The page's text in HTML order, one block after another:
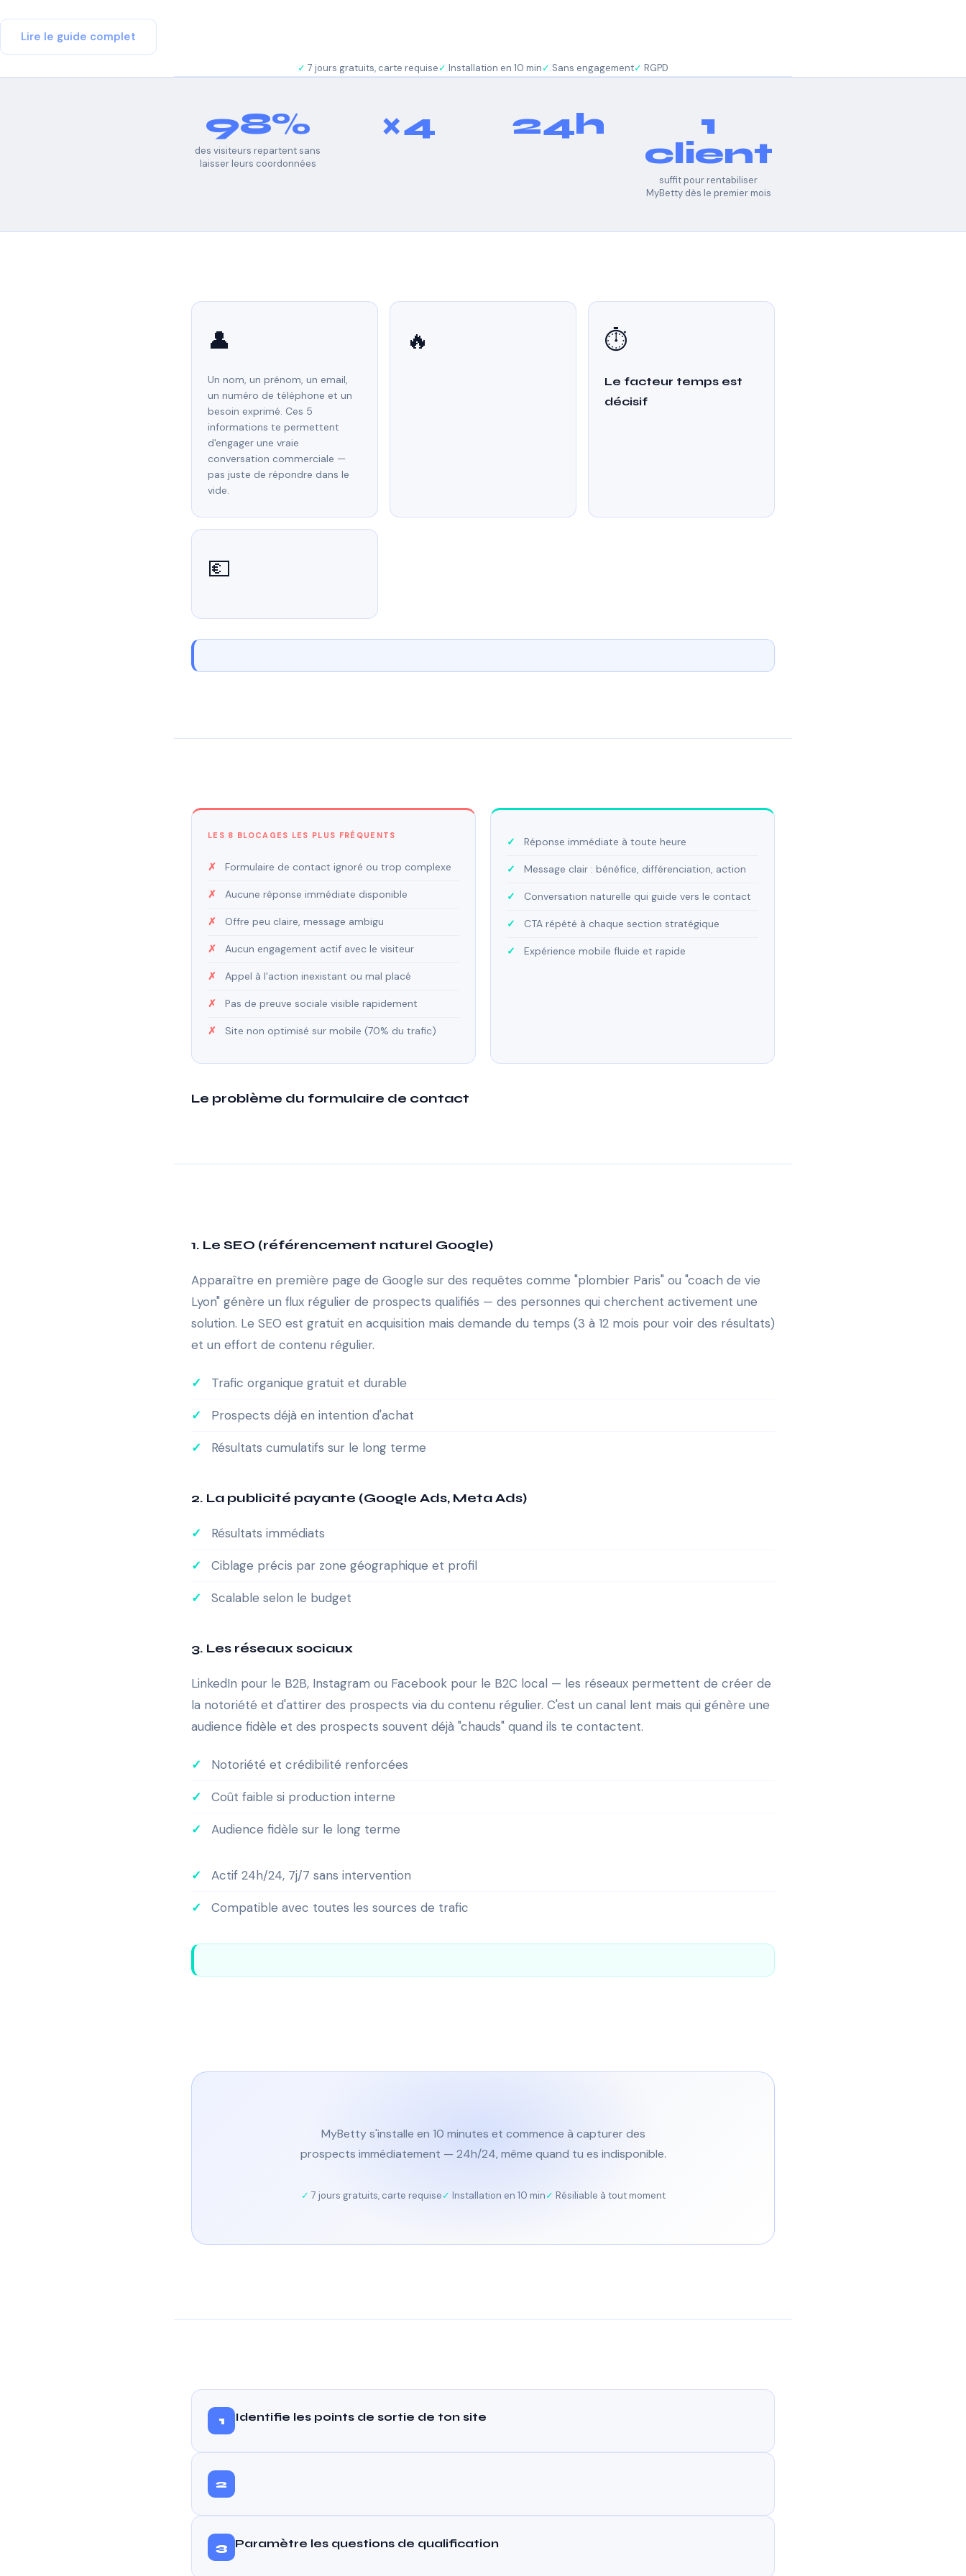
Lire le guide complet
7 jours gratuits, carte requise Installation en 10 min Sans engagement RGPD
98%
des visiteurs repartent sans
laisser leurs coordonnées
×4 24h
1
client
suffit pour rentabiliser
MyBetty dès le premier mois
👤
Un nom, un prénom, un email,
un numéro de téléphone et un
besoin exprimé. Ces 5
informations te permettent
d'engager une vraie
conversation commerciale —
pas juste de répondre dans le
vide.
🔥 ⏱️
Le facteur temps est
décisif
💶
LES 8 BLOCAGES LES PLUS FRÉQUENTS
Formulaire de contact ignoré ou trop complexe
Aucune réponse immédiate disponible
Offre peu claire, message ambigu
Aucun engagement actif avec le visiteur
Appel à l'action inexistant ou mal placé
Pas de preuve sociale visible rapidement
Site non optimisé sur mobile (70% du trafic)
Réponse immédiate à toute heure
Message clair : bénéfice, différenciation, action
Conversation naturelle qui guide vers le contact
CTA répété à chaque section stratégique
Expérience mobile fluide et rapide
Le problème du formulaire de contact
1. Le SEO (référencement naturel Google)
Apparaître en première page de Google sur des requêtes comme "plombier Paris" ou "coach de vie
Lyon" génère un flux régulier de prospects qualifiés — des personnes qui cherchent activement une
solution. Le SEO est gratuit en acquisition mais demande du temps (3 à 12 mois pour voir des résultats)
et un effort de contenu régulier.
Trafic organique gratuit et durable
Prospects déjà en intention d'achat
Résultats cumulatifs sur le long terme
2. La publicité payante (Google Ads, Meta Ads)
Résultats immédiats
Ciblage précis par zone géographique et profil
Scalable selon le budget
3. Les réseaux sociaux
LinkedIn pour le B2B, Instagram ou Facebook pour le B2C local — les réseaux permettent de créer de
la notoriété et d'attirer des prospects via du contenu régulier. C'est un canal lent mais qui génère une
audience fidèle et des prospects souvent déjà "chauds" quand ils te contactent.
Notoriété et crédibilité renforcées
Coût faible si production interne
Audience fidèle sur le long terme
Actif 24h/24, 7j/7 sans intervention
Compatible avec toutes les sources de trafic
MyBetty s'installe en 10 minutes et commence à capturer des
prospects immédiatement — 24h/24, même quand tu es indisponible.
7 jours gratuits, carte requise Installation en 10 min Résiliable à tout moment
1 Identifie les points de sortie de ton site
2
3 Paramètre les questions de qualification